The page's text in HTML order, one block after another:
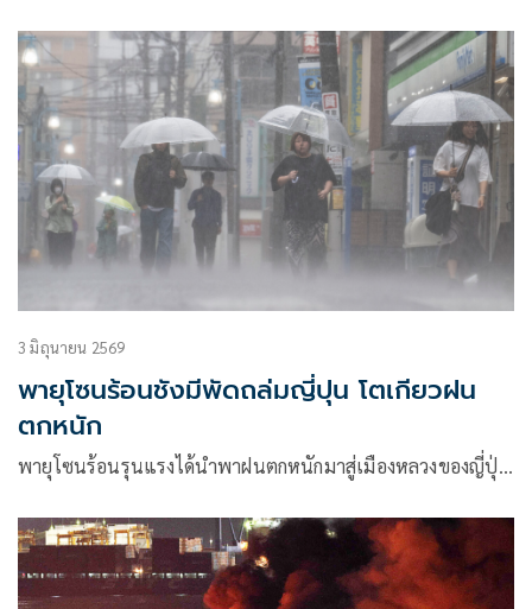
3 มิถุนายน 2569
พายุโซนร้อนชังมีพัดถล่มญี่ปุน โตเกียวฝน
ตกหนัก
พายุโซนร้อนรุนแรงได้นำพาฝนตกหนักมาสู่เมืองหลวงของญี่ปุ่…